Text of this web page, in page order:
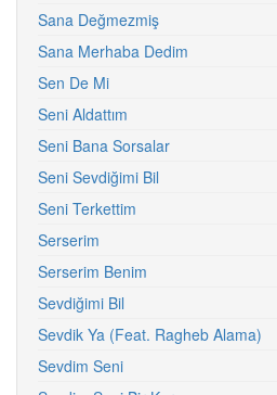
Sana Değmezmiş
Sana Merhaba Dedim
Sen De Mi
Seni Aldattım
Seni Bana Sorsalar
Seni Sevdiğimi Bil
Seni Terkettim
Serserim
Serserim Benim
Sevdiğimi Bil
Sevdik Ya (Feat. Ragheb Alama)
Sevdim Seni